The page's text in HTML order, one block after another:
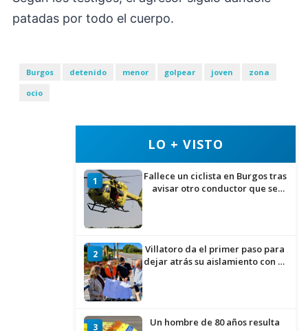
patadas por todo el cuerpo.
Burgos detenido menor golpear joven
zona
ocio
LO + VISTO
1
Fallece un ciclista en Burgos tras
avisar otro conductor que se
2
Villatoro da el primer paso para
dejar atrás su aislamiento con el
3
Un hombre de 80 años resulta